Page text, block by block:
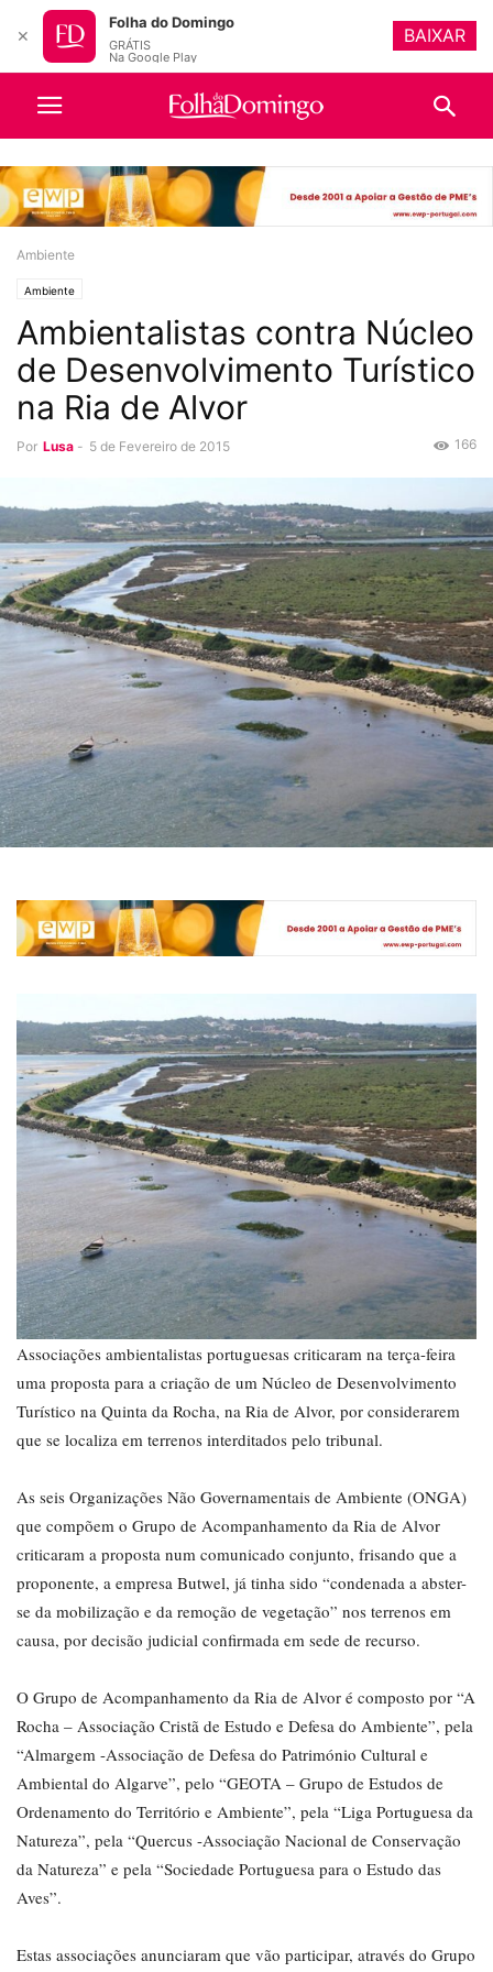
Ambiente
Ambiente
Ambientalistas contra Núcleo
de Desenvolvimento Turístico
na Ria de Alvor
Por Lusa - 5 de Fevereiro de 2015 166
Associações ambientalistas portuguesas criticaram na terça-feira
uma proposta para a criação de um Núcleo de Desenvolvimento
Turístico na Quinta da Rocha, na Ria de Alvor, por considerarem
que se localiza em terrenos interditados pelo tribunal.
As seis Organizações Não Governamentais de Ambiente (ONGA)
que compõem o Grupo de Acompanhamento da Ria de Alvor
criticaram a proposta num comunicado conjunto, frisando que a
proponente, a empresa Butwel, já tinha sido “condenada a abster-
se da mobilização e da remoção de vegetação” nos terrenos em
causa, por decisão judicial confirmada em sede de recurso.
O Grupo de Acompanhamento da Ria de Alvor é composto por “A
Rocha – Associação Cristã de Estudo e Defesa do Ambiente”, pela
“Almargem -Associação de Defesa do Património Cultural e
Ambiental do Algarve”, pelo “GEOTA – Grupo de Estudos de
Ordenamento do Território e Ambiente”, pela “Liga Portuguesa da
Natureza”, pela “Quercus -Associação Nacional de Conservação
da Natureza” e pela “Sociedade Portuguesa para o Estudo das
Aves”.
Estas associações anunciaram que vão participar, através do Grupo
✕
Folha do Domingo
GRÁTIS
Na Google Play
BAIXAR